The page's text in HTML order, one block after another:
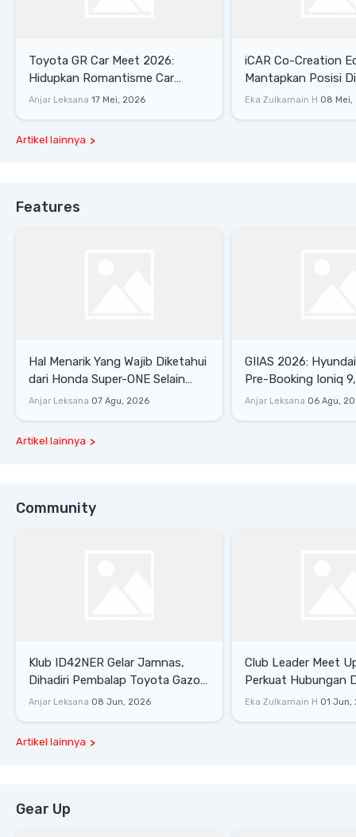
Toyota GR Car Meet 2026:
Hidupkan Romantisme Car
Culture Era 90-an
Anjar Leksana 17 Mei, 2026
iCAR Co-Creation
Mantapkan Posisi
Gaya Hidup
Eka Zulkarnain H 08 Mei,
Artikel lainnya
Features
Hal Menarik Yang Wajib Diketahui
dari Honda Super-ONE Selain
Harga
Anjar Leksana 07 Agu, 2026
GIIAS 2026:
Pre-Booking Ioniq
Rp1,49 Miliar
Anjar Leksana 06 Agu,
Artikel lainnya
Community
Klub ID42NER Gelar Jamnas,
Dihadiri Pembalap Toyota Gazoo
Racing
Anjar Leksana 08 Jun, 2026
Club Leader Meet
Perkuat Hubungan
Dengan Komunitas
Eka Zulkarnain H 01 Jun,
Artikel lainnya
Gear Up